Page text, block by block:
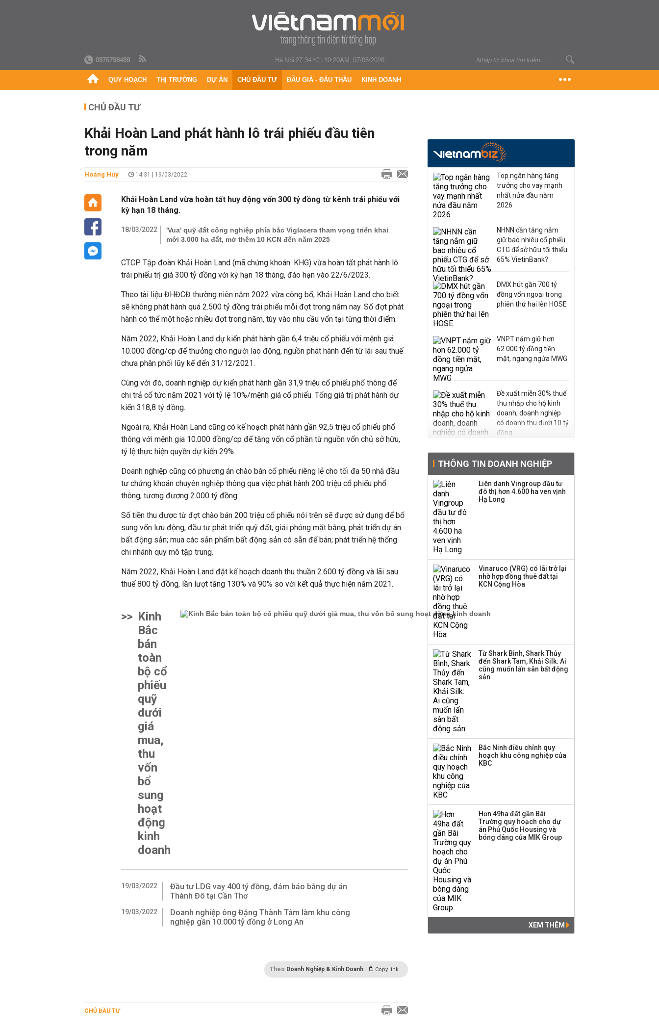
0975798489 Hà Nội 27.34 °C| 10:20AM, 07/08/2026
QUY HOẠCH THỊ TRƯỜNG DỰ ÁN CHỦ ĐẦU TƯ ĐẤU GIÁ - ĐẤU THẦU KINH DOANH
CHỦ ĐẦU TƯ
Khải Hoàn Land phát hành lô trái phiếu đầu tiên
trong năm
Hoàng Huy 14:31 | 19/03/2022
Khải Hoàn Land vừa hoàn tất huy động vốn 300 tỷ đồng từ kênh trái phiếu với
kỳ hạn 18 tháng.
18/03/2022
'Vua' quỹ đất công nghiệp phía bắc Viglacera tham vọng triển khai
mới 3.000 ha đất, mở thêm 10 KCN đến năm 2025
CTCP Tập đoàn Khải Hoàn Land (mã chứng khoán: KHG) vừa hoàn tất phát hành lô
trái phiếu trị giá 300 tỷ đồng với kỳ hạn 18 tháng, đáo hạn vào 22/6/2023.
Theo tài liệu ĐHĐCĐ thường niên năm 2022 vừa công bố, Khải Hoàn Land cho biết
sẽ không phát hành quá 2.500 tỷ đồng trái phiếu mỗi đợt trong năm nay. Số đợt phát
hành có thể một hoặc nhiều đợt trong năm, tùy vào nhu cầu vốn tại từng thời điểm.
Năm 2022, Khải Hoàn Land dự kiến phát hành gần 6,4 triệu cổ phiếu với mệnh giá
10.000 đồng/cp để thưởng cho người lao động, nguồn phát hành đến từ lãi sau thuế
chưa phân phối lũy kế đến 31/12/2021.
Cùng với đó, doanh nghiệp dự kiến phát hành gần 31,9 triệu cổ phiếu phổ thông để
chi trả cổ tức năm 2021 với tỷ lệ 10%/mệnh giá cổ phiếu. Tổng giá trị phát hành dự
kiến 318,8 tỷ đồng.
Ngoài ra, Khải Hoàn Land cũng có kế hoạch phát hành gần 92,5 triệu cổ phiếu phổ
thông với mệnh gia 10.000 đồng/cp để tăng vốn cổ phần từ nguồn vốn chủ sở hữu,
tỷ lệ thực hiện quyền dự kiến 29%.
Doanh nghiệp cũng có phương án chào bán cổ phiếu riêng lẻ cho tối đa 50 nhà đầu
tư chứng khoán chuyên nghiệp thông qua việc phát hành 200 triệu cổ phiếu phổ
thông, tương đương 2.000 tỷ đồng.
Số tiền thu được từ đợt chào bán 200 triệu cổ phiếu nói trên sẽ được sử dụng để bổ
sung vốn lưu động, đầu tư phát triển quỹ đất, giải phóng mặt bằng, phát triển dự án
bất động sản; mua các sản phẩm bất động sản có sẵn để bán; phát triển hệ thống
chi nhánh quy mô tập trung.
Năm 2022, Khải Hoàn Land đặt kế hoạch doanh thu thuần 2.600 tỷ đồng và lãi sau
thuế 800 tỷ đồng, lần lượt tăng 130% và 90% so với kết quả thực hiện năm 2021.
>> Kinh
Bắc
bán
toàn
bộ cổ
phiếu
quỹ
dưới
giá
mua,
thu
vốn
bổ
sung
hoạt
động
kinh
doanh
19/03/2022
Đầu tư LDG vay 400 tỷ đồng, đảm bảo bằng dự án
Thành Đô tại Cần Thơ
19/03/2022
Doanh nghiệp ông Đặng Thành Tâm làm khu công
nghiệp gần 10.000 tỷ đồng ở Long An
Theo Doanh Nghiệp & Kinh Doanh Copy link
CHỦ ĐẦU TƯ
Top ngân hàng tăng
trưởng cho vay mạnh
nhất nửa đầu năm
2026
NHNN cần tăng nắm
giữ bao nhiêu cổ phiếu
CTG để sở hữu tối thiểu
65% VietinBank?
DMX hút gần 700 tỷ
đồng vốn ngoại trong
phiên thứ hai lên HOSE
VNPT nắm giữ hơn
62.000 tỷ đồng tiền
mặt, ngang ngửa MWG
Đề xuất miễn 30% thuế
thu nhập cho hộ kinh
doanh, doanh nghiệp
có doanh thu dưới 10 tỷ
đồng
gần 500 triệu cổ phiếu,
tăng vốn lên gần
77.800 tỷ
phiếu, người làm chủ
tịch ở tuổi 27
Việt Nam muốn phát
triển quỹ hưu trí: Từ tiết
kiệm gia đình thành
THÔNG TIN DOANH NGHIỆP
Liên danh Vingroup đầu tư
đô thị hơn 4.600 ha ven vịnh
Hạ Long
Vinaruco (VRG) có lãi trở lại
nhờ hợp đồng thuê đất tại
KCN Cộng Hòa
Từ Shark Bình, Shark Thủy
đến Shark Tam, Khải Silk: Ai
cũng muốn lấn sân bất động
sản
Bắc Ninh điều chỉnh quy
hoạch khu công nghiệp của
KBC
Hơn 49ha đất gần Bãi
Trường quy hoạch cho dự
án Phú Quốc Housing và
bóng dáng của MIK Group
XEM THÊM